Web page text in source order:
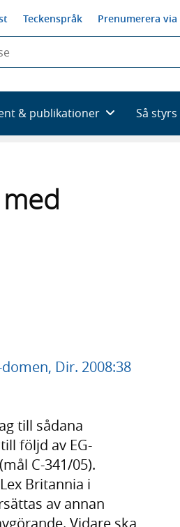
Teckenspråk Prenumerera
& publikationer Så
Dir. 2008:38
till sådana
följd av EG-
C-341/05).
Britannia i
av annan